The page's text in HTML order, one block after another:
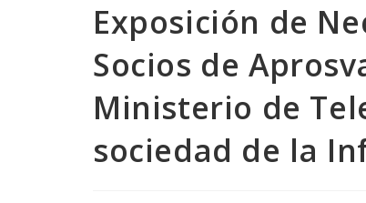
Exposición de
Socios de
Ministerio de
sociedad de la